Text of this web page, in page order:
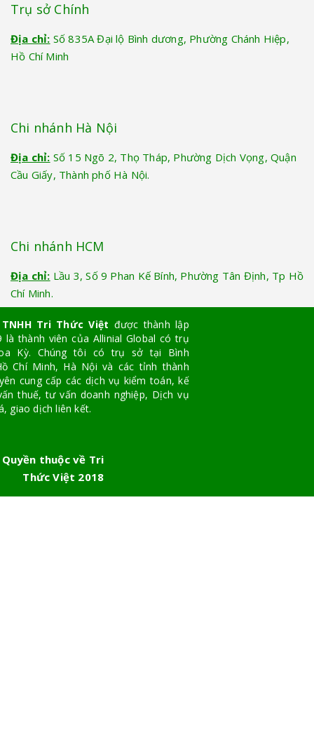
Trụ sở Chính
Địa chỉ: Số 835A Đại lộ Bình dương, Phường Chánh Hiệp,
Hồ Chí Minh
Chi nhánh Hà Nội
Địa chỉ: Số 15 Ngõ 2, Thọ Tháp, Phường Dịch Vọng, Quận
Cầu Giấy, Thành phố Hà Nội.
Chi nhánh HCM
Địa chỉ: Lầu 3, Số 9 Phan Kế Bính, Phường Tân Định, Tp Hồ
Chí Minh.
Tri Thức Việt được thành lập
là thành viên của Allinial Global có trụ
Kỳ. Chúng tôi có trụ sở tại Bình
Chí Minh, Hà Nội và các tỉnh thành
cung cấp các dịch vụ kiểm toán, kế
thuế, tư vấn doanh nghiệp, Dịch vụ
giao dịch liên kết.
Quyền thuộc về Tri
Thức Việt 2018